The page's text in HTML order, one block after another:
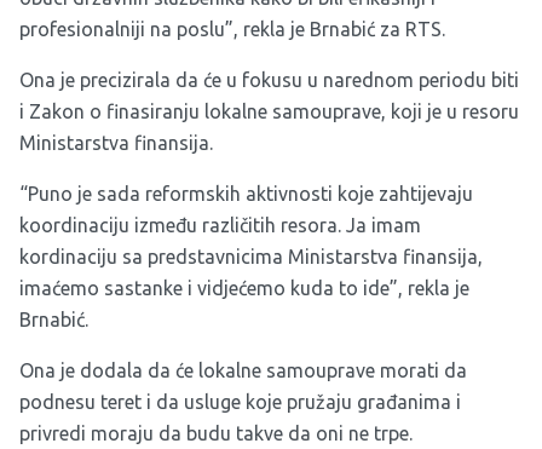
profesionalniji na poslu”, rekla je Brnabić za RTS.
Ona je precizirala da će u fokusu u narednom periodu biti
i Zakon o finasiranju lokalne samouprave, koji je u resoru
Ministarstva finansija.
“Puno je sada reformskih aktivnosti koje zahtijevaju
koordinaciju između različitih resora. Ja imam
kordinaciju sa predstavnicima Ministarstva finansija,
imaćemo sastanke i vidjećemo kuda to ide”, rekla je
Brnabić.
Ona je dodala da će lokalne samouprave morati da
podnesu teret i da usluge koje pružaju građanima i
privredi moraju da budu takve da oni ne trpe.